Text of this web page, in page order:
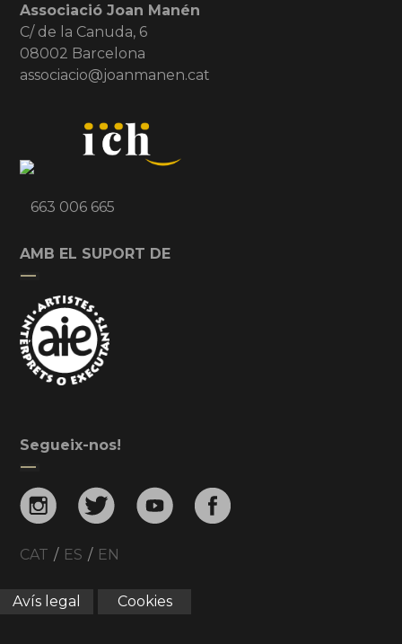
Associació Joan Manén
C/ de la Canuda, 6
08002 Barcelona
associacio@joanmanen.cat
663 006 665
AMB EL SUPORT DE
Segueix-nos!
CAT / ES / EN
Avís legal Cookies